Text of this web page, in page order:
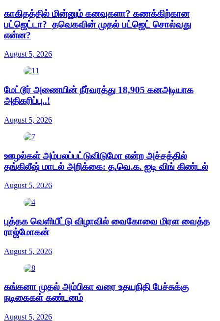
காகிதத்தில் மின்னும் கனவுகளா? கணக்கிற்கான
பட்ஜெட்டா? தவெகவின் முதல் பட்ஜெட் சொல்வது
என்ன?
August 5, 2026
மேட்டூர் அணையின் நீர்வரத்து 18,905 கனஅடியாக
அதிகரிப்பு..!
August 5, 2026
ஊழல்கள் அம்பலப்பட்டுவிடுமோ என்ற அச்சத்தில்
தங்கிலீஷ் மாடல் அறிக்கை: த.வெ.க. ஐடி விங் கிண்டல்
August 5, 2026
புத்தக வெளியீட்டு விழாவில் வைகோவை மிரள வைத்த
ராஜ்மோகன்
August 5, 2026
கங்கனா முதல் அம்பிகா வரை உதயநிதி பேச்சுக்கு
நடிகைகள் கண்டனம்
August 5, 2026